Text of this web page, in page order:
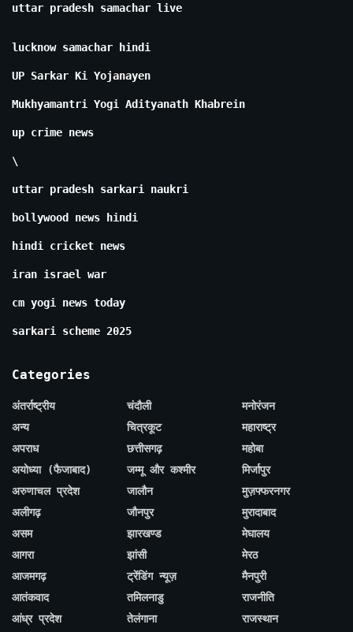
uttar pradesh samachar live
lucknow samachar hindi
UP Sarkar Ki Yojanayen
Mukhyamantri Yogi Adityanath Khabrein
up crime news
\
uttar pradesh sarkari naukri
bollywood news hindi
hindi cricket news
iran israel war
cm yogi news today
sarkari scheme 2025
Categories
अंतर्राष्ट्रीय
अन्य
अपराध
अयोध्या (फैजाबाद)
अरुणाचल प्रदेश
अलीगढ़
असम
आगरा
आजमगढ़
आतंकवाद
आंध्र प्रदेश
चंदौली
चित्रकूट
छत्तीसगढ़
जम्मू और कश्मीर
जालौन
जौनपुर
झारखण्ड
झांसी
ट्रेंडिंग न्यूज़
तमिलनाडु
तेलंगाना
मनोरंजन
महाराष्ट्र
महोबा
मिर्जापुर
मुज़फ्फरनगर
मुरादाबाद
मेघालय
मेरठ
मैनपुरी
राजनीति
राजस्थान